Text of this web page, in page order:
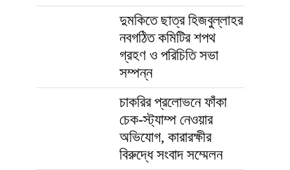
দুমকিতে ছাত্র হিজবুল্লাহর
নবগঠিত কমিটির শপথ
গ্রহণ ও পরিচিতি সভা
সম্পন্ন
চাকরির প্রলোভনে ফাঁকা
চেক-স্ট্যাম্প নেওয়ার
অভিযোগ, কারারক্ষীর
বিরুদ্ধে সংবাদ সম্মেলন